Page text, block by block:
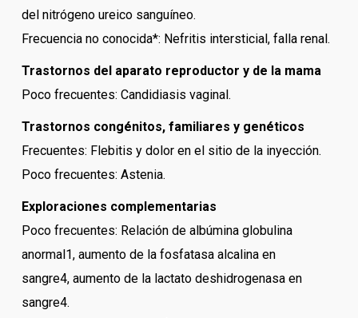
del nitrógeno ureico sanguíneo.
Frecuencia no conocida*: Nefritis intersticial, falla renal.
Trastornos del aparato reproductor y de la mama
Poco frecuentes: Candidiasis vaginal.
Trastornos congénitos, familiares y genéticos
Frecuentes: Flebitis y dolor en el sitio de la inyección.
Poco frecuentes: Astenia.
Exploraciones complementarias
Poco frecuentes: Relación de albúmina globulina
anormal1, aumento de la fosfatasa alcalina en
sangre4, aumento de la lactato deshidrogenasa en
sangre4.